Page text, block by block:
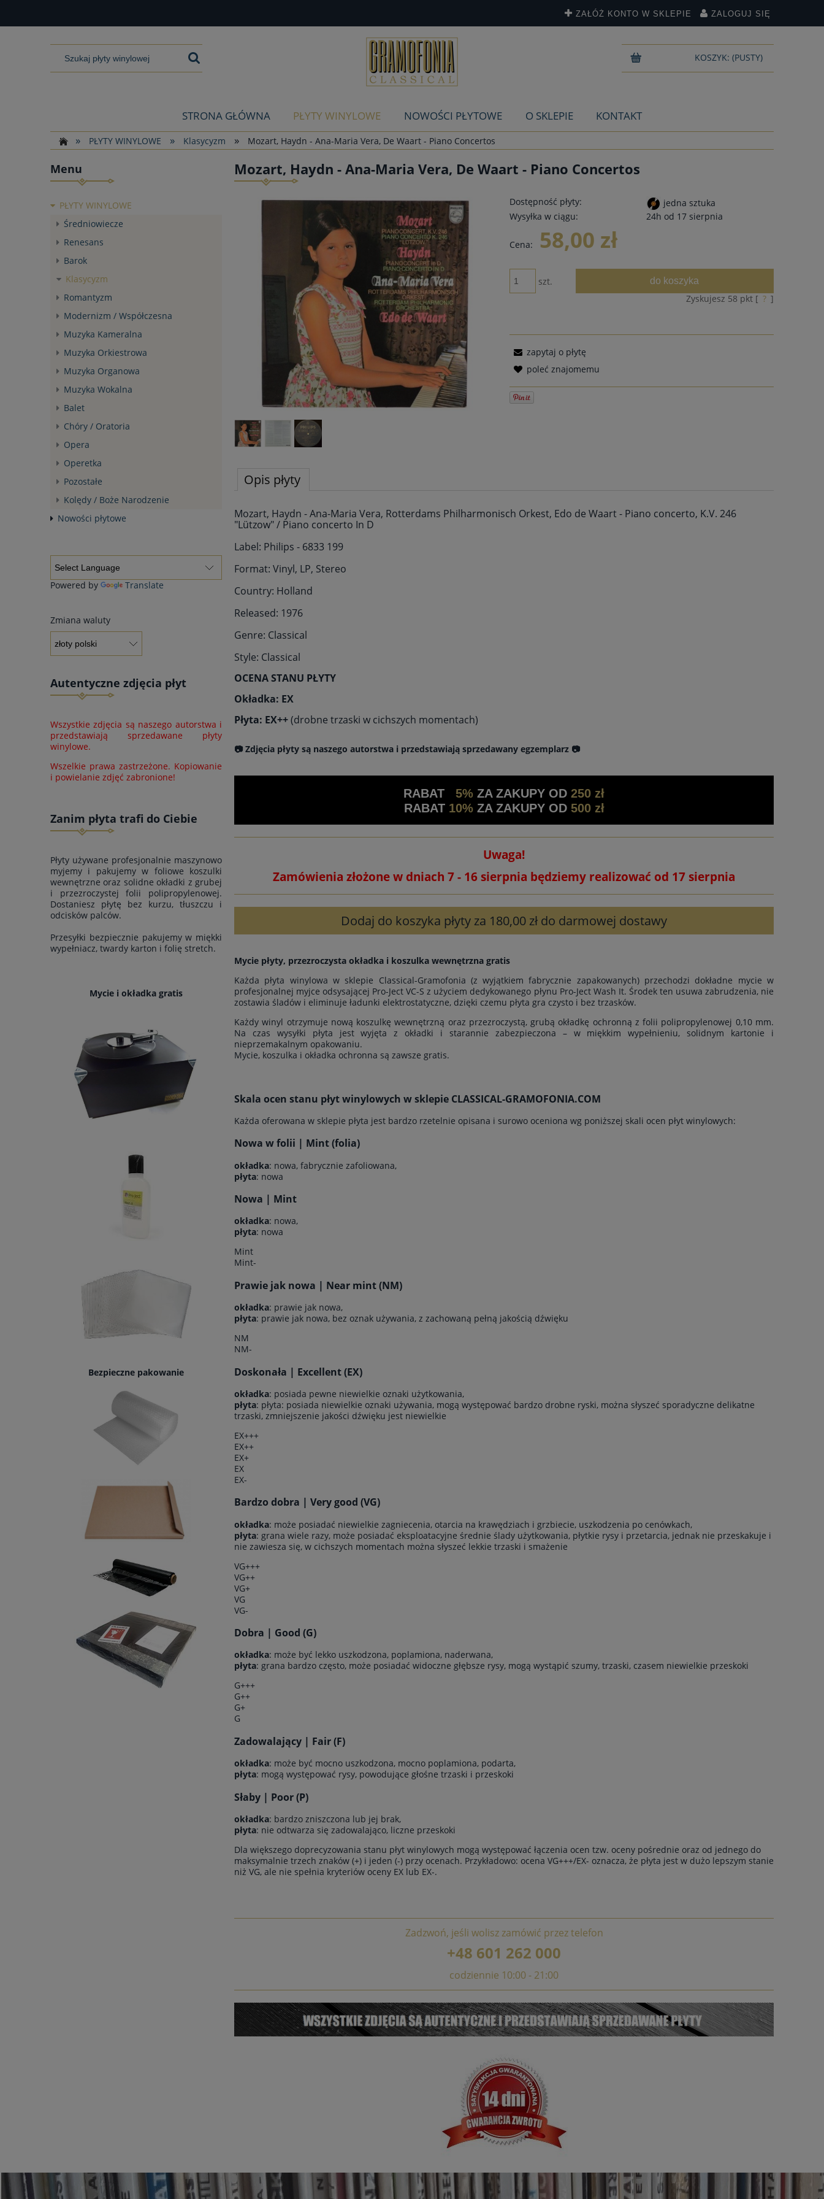
ZAŁÓŻ KONTO W SKLEPIE ZALOGUJ SIĘ
KOSZYK: (PUSTY)
STRONA GŁÓWNA PŁYTY WINYLOWE NOWOŚCI PŁYTOWE O SKLEPIE
KONTAKT
»
PŁYTY WINYLOWE » Klasycyzm » Mozart, Haydn - Ana-Maria Vera, De Waart - Piano Concertos
Menu
PŁYTY WINYLOWE
Średniowiecze
Renesans
Barok
Klasycyzm
Romantyzm
Modernizm / Współczesna
Muzyka Kameralna
Muzyka Orkiestrowa
Muzyka Organowa
Muzyka Wokalna
Balet
Chóry / Oratoria
Opera
Operetka
Pozostałe
Kolędy / Boże Narodzenie
Nowości płytowe
Powered by Translate
Zmiana waluty
Autentyczne zdjęcia płyt
Wszystkie zdjęcia są naszego autorstwa i
przedstawiają sprzedawane płyty
winylowe.
Wszelkie prawa zastrzeżone. Kopiowanie
i powielanie zdjęć zabronione!
Zanim płyta trafi do Ciebie
Płyty używane profesjonalnie maszynowo
myjemy i pakujemy w foliowe koszulki
wewnętrzne oraz solidne okładki z grubej
i przezroczystej folii polipropylenowej.
Dostaniesz płytę bez kurzu, tłuszczu i
odcisków palców.
Przesyłki bezpiecznie pakujemy w miękki
wypełniacz, twardy karton i folię stretch.
Mycie i okładka gratis
Bezpieczne pakowanie
Mozart, Haydn - Ana-Maria Vera, De Waart - Piano Concertos
Dostępność płyty:
jedna sztuka
Wysyłka w ciągu:
24h od 17 sierpnia
Cena: 58,00 zł
szt. do koszyka
Zyskujesz 58 pkt [ ? ]
zapytaj o płytę
poleć znajomemu
Opis płyty
Mozart, Haydn - Ana-Maria Vera, Rotterdams Philharmonisch Orkest, Edo de Waart - Piano concerto, K.V. 246
"Lützow" / Piano concerto In D
Label: Philips - 6833 199
Format: Vinyl, LP, Stereo
Country: Holland
Released: 1976
Genre: Classical
Style: Classical
OCENA STANU PŁYTY
Okładka: EX
Płyta: EX++(drobne trzaski w cichszych momentach)
📷 Zdjęcia płyty są naszego autorstwa i przedstawiają sprzedawany egzemplarz 📷
RABAT 5% ZA ZAKUPY OD 250 zł
RABAT 10%ZA ZAKUPY OD 500 zł
Uwaga!
Zamówienia złożone w dniach 7 - 16 sierpnia będziemy realizować od 17 sierpnia
Dodaj do koszyka płyty za 180,00 zł do darmowej dostawy
Mycie płyty, przezroczysta okładka i koszulka wewnętrzna gratis
Każda płyta winylowa w sklepie Classical-Gramofonia (z wyjątkiem fabrycznie zapakowanych) przechodzi dokładne mycie w
profesjonalnej myjce odsysającej Pro-Ject VC-S z użyciem dedykowanego płynu Pro-Ject Wash It. Środek ten usuwa zabrudzenia, nie
zostawia śladów i eliminuje ładunki elektrostatyczne, dzięki czemu płyta gra czysto i bez trzasków.
Każdy winyl otrzymuje nową koszulkę wewnętrzną oraz przezroczystą, grubą okładkę ochronną z folii polipropylenowej 0,10 mm.
Na czas wysyłki płyta jest wyjęta z okładki i starannie zabezpieczona – w miękkim wypełnieniu, solidnym kartonie i
nieprzemakalnym opakowaniu.
Mycie, koszulka i okładka ochronna są zawsze gratis.
Skala ocen stanu płyt winylowych w sklepie CLASSICAL-GRAMOFONIA.COM
Każda oferowana w sklepie płyta jest bardzo rzetelnie opisana i surowo oceniona wg poniższej skali ocen płyt winylowych:
Nowa w folii | Mint (folia)
okładka: nowa, fabrycznie zafoliowana,
płyta: nowa
Nowa | Mint
okładka: nowa,
płyta: nowa
Mint
Mint-
Prawie jak nowa | Near mint (NM)
okładka: prawie jak nowa,
płyta: prawie jak nowa, bez oznak używania, z zachowaną pełną jakością dźwięku
NM
NM-
Doskonała | Excellent (EX)
okładka: posiada pewne niewielkie oznaki użytkowania,
płyta: płyta: posiada niewielkie oznaki używania, mogą występować bardzo drobne ryski, można słyszeć sporadyczne delikatne
trzaski, zmniejszenie jakości dźwięku jest niewielkie
EX+++
EX++
EX+
EX
EX-
Bardzo dobra | Very good (VG)
okładka: może posiadać niewielkie zagniecenia, otarcia na krawędziach i grzbiecie, uszkodzenia po cenówkach,
płyta: grana wiele razy, może posiadać eksploatacyjne średnie ślady użytkowania, płytkie rysy i przetarcia, jednak nie przeskakuje i
nie zawiesza się, w cichszych momentach można słyszeć lekkie trzaski i smażenie
VG+++
VG++
VG+
VG
VG-
Dobra | Good (G)
okładka: może być lekko uszkodzona, poplamiona, naderwana,
płyta: grana bardzo często, może posiadać widoczne głębsze rysy, mogą wystąpić szumy, trzaski, czasem niewielkie przeskoki
G+++
G++
G+
G
Zadowalający | Fair (F)
okładka: może być mocno uszkodzona, mocno poplamiona, podarta,
płyta: mogą występować rysy, powodujące głośne trzaski i przeskoki
Słaby | Poor (P)
okładka: bardzo zniszczona lub jej brak,
płyta: nie odtwarza się zadowalająco, liczne przeskoki
Dla większego doprecyzowania stanu płyt winylowych mogą występować łączenia ocen tzw. oceny pośrednie oraz od jednego do
maksymalnie trzech znaków (+) i jeden (-) przy ocenach. Przykładowo: ocena VG+++/EX- oznacza, że płyta jest w dużo lepszym stanie
niż VG, ale nie spełnia kryteriów oceny EX lub EX-.
Zadzwoń, jeśli wolisz zamówić przez telefon
+48 601 262 000
codziennie 10:00 - 21:00